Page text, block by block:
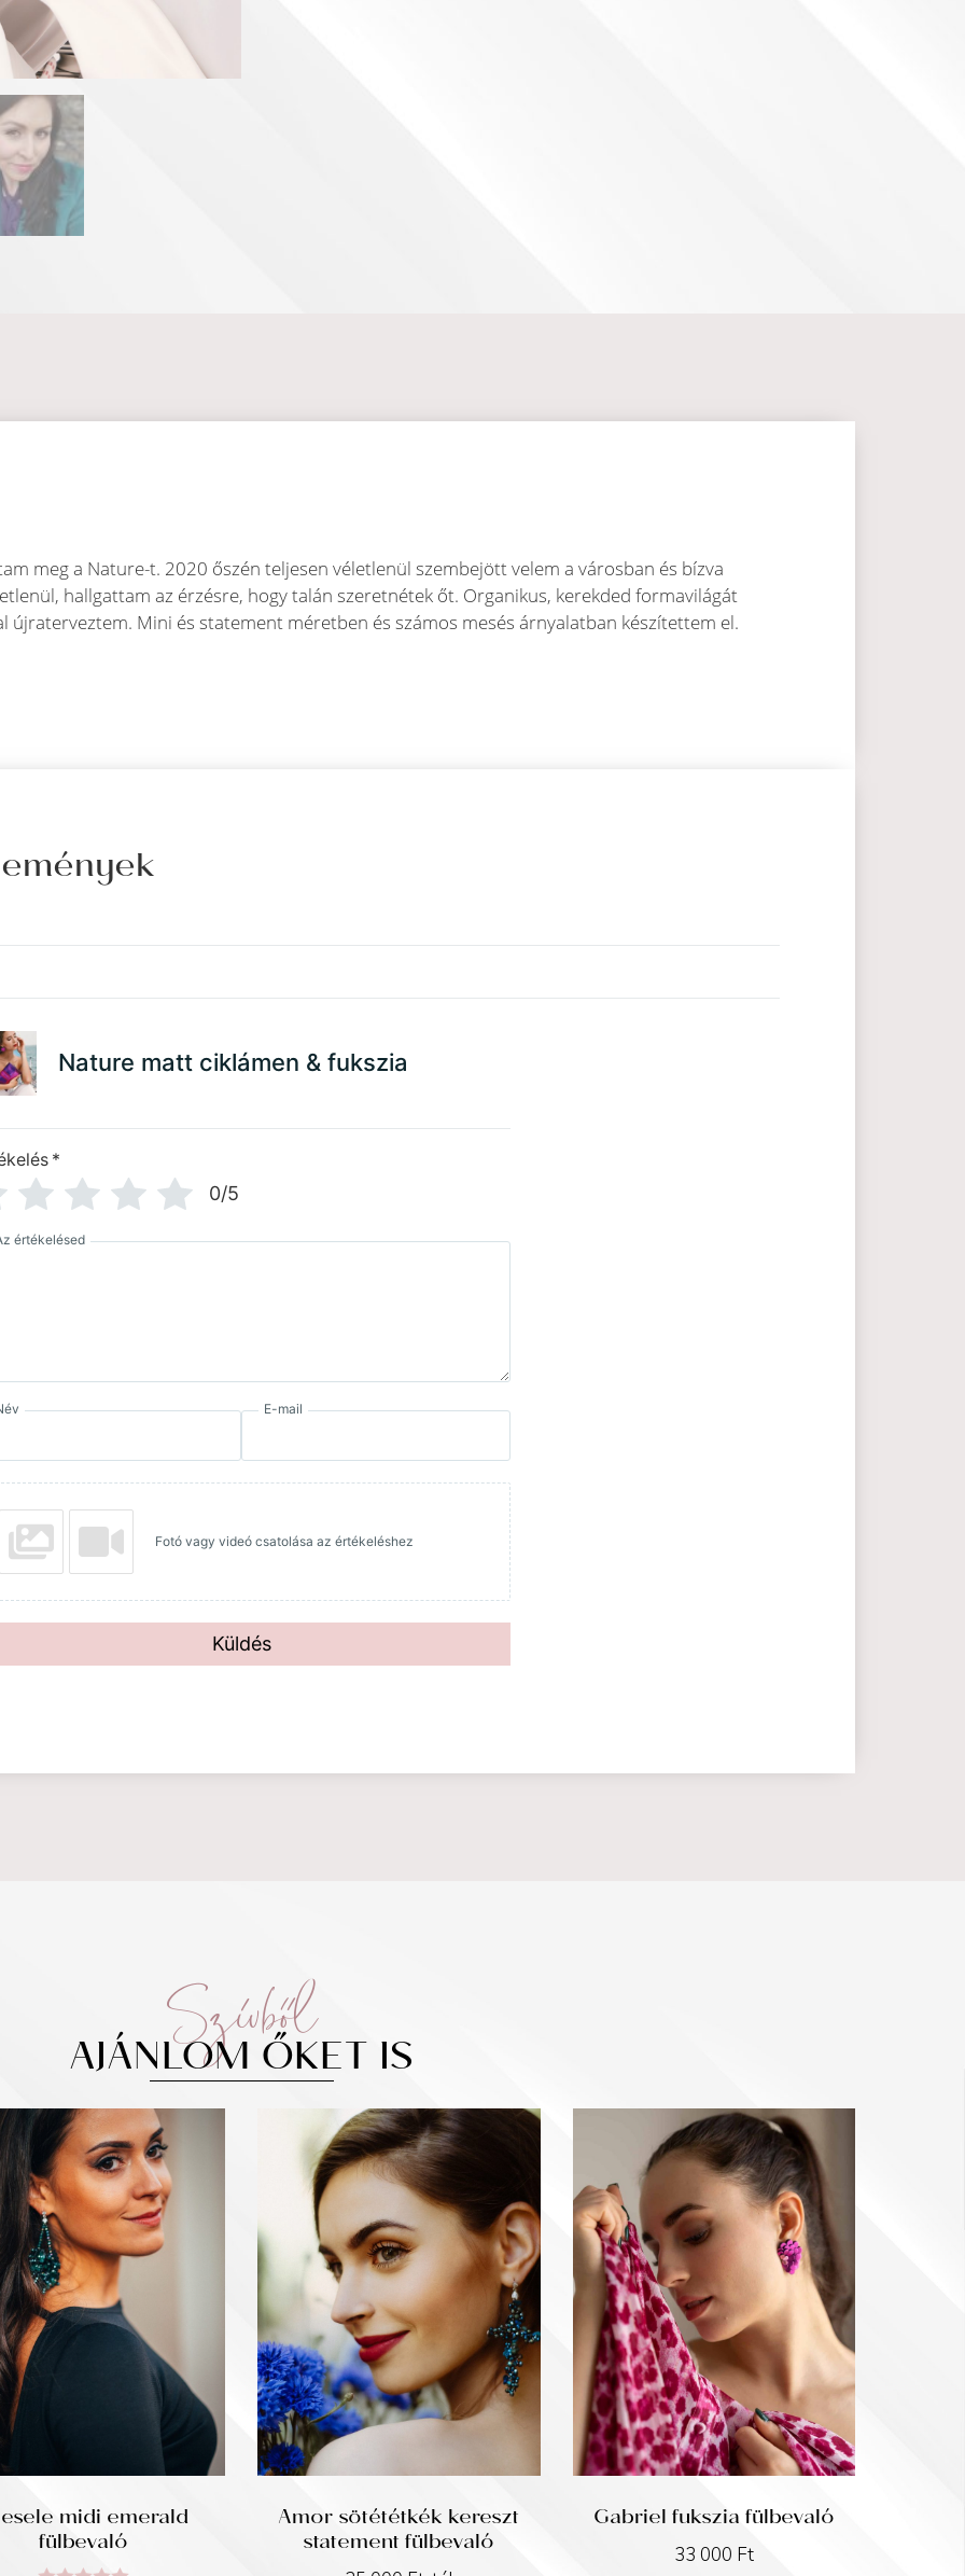
meg a Nature-t. 2020 őszén teljesen véletlenül szembejött velem a városban és bízva
hallgattam az érzésre, hogy talán szeretnétek őt. Organikus, kerekded formavilágát
újraterveztem. Mini és statement méretben és számos mesés árnyalatban készítettem el.
Nature matt ciklámen & fukszia
*
0/5
értékelésed
E-mail
Fotó vagy videó csatolása az értékeléshez
Küldés
Szívből
AJÁNLOM ŐKET IS
midi emerald
fülbevaló
Amor sötététkék kereszt
statement fülbevaló
Gabriel fukszia fülbevaló
33 000 Ft